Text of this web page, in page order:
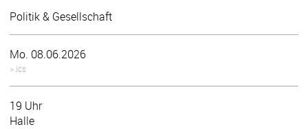
Politik & Gesellschaft
Mo. 08.06.2026
>.ics
19 Uhr
Halle